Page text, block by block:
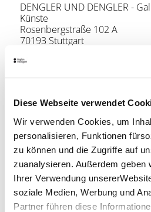
Diese Webseite verwendet
Wir verwenden Cookies, um
personalisieren, Funktionen
zu können und die Zugriffe auf
zuanalysieren. Außerdem geben
Ihrer Verwendung
soziale Medien, Werbung und
Partner führen diese
DENGLER UND DENGLER -
Künste
Rosenbergstraße 102 A
70193 Stuttgart
Telefon:
Mail:
Website:
Planen Sie Ihre Anreise
Verkehrs- und Tarifverbund
Fahrplanauskunft des
Deutsche Bahn AG
Fahrplanauskunft der